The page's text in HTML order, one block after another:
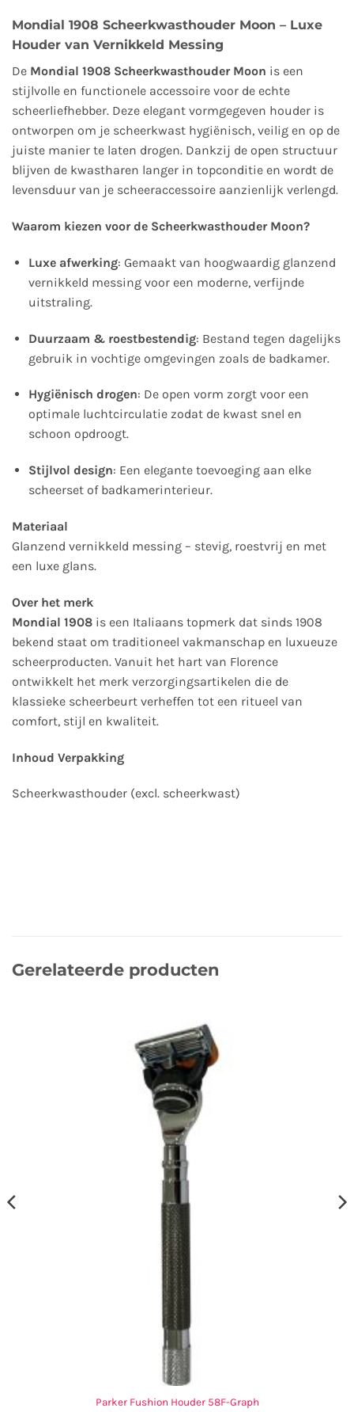
Mondial 1908 Scheerkwasthouder Moon – Luxe
Houder van Vernikkeld Messing
De Mondial 1908 Scheerkwasthouder Moon is een
stijlvolle en functionele accessoire voor de echte
scheerliefhebber. Deze elegant vormgegeven houder is
ontworpen om je scheerkwast hygiënisch, veilig en op de
juiste manier te laten drogen. Dankzij de open structuur
blijven de kwastharen langer in topconditie en wordt de
levensduur van je scheeraccessoire aanzienlijk verlengd.
Waarom kiezen voor de Scheerkwasthouder Moon?
Luxe afwerking: Gemaakt van hoogwaardig glanzend
vernikkeld messing voor een moderne, verfijnde
uitstraling.
Duurzaam & roestbestendig: Bestand tegen dagelijks
gebruik in vochtige omgevingen zoals de badkamer.
Hygiënisch drogen: De open vorm zorgt voor een
optimale luchtcirculatie zodat de kwast snel en
schoon opdroogt.
Stijlvol design: Een elegante toevoeging aan elke
scheerset of badkamerinterieur.
Materiaal
Glanzend vernikkeld messing – stevig, roestvrij en met
een luxe glans.
Over het merk
Mondial 1908 is een Italiaans topmerk dat sinds 1908
bekend staat om traditioneel vakmanschap en luxueuze
scheerproducten. Vanuit het hart van Florence
ontwikkelt het merk verzorgingsartikelen die de
klassieke scheerbeurt verheffen tot een ritueel van
comfort, stijl en kwaliteit.
Inhoud Verpakking
Scheerkwasthouder (excl. scheerkwast)
Gerelateerde producten
Parker Fushion Houder 58F-Graph